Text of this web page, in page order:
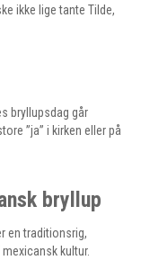
ikke lige tante Tilde,
bryllupsdag går
”ja” i kirken eller på
bryllup
en traditionsrig,
kultur.